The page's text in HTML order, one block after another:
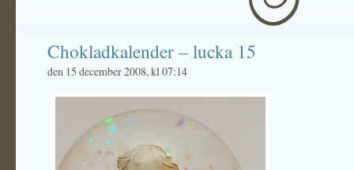
Chokladkalender – lucka 15
den 15 december 2008, kl 07:14